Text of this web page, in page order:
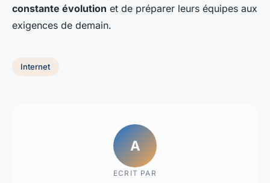
constante évolution et de préparer leurs équipes aux
exigences de demain.
Internet
A
ECRIT PAR